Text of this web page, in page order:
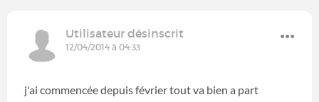
Utilisateur désinscrit
12/04/2014 à 04:33
j'ai commencée depuis février tout va bien a part